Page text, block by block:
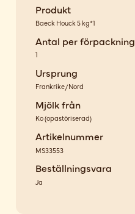
Produkt
Baeck Houck 5 kg*1
Antal per förpackning
1
Ursprung
Frankrike/Nord
Mjölk från
Ko(opastöriserad)
Artikelnummer
MS33553
Beställningsvara
Ja